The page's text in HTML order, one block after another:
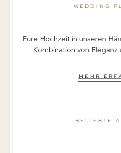
wedding
Eure Hochzeit in unseren
Kombination von Eleganz
mehr
beliebte